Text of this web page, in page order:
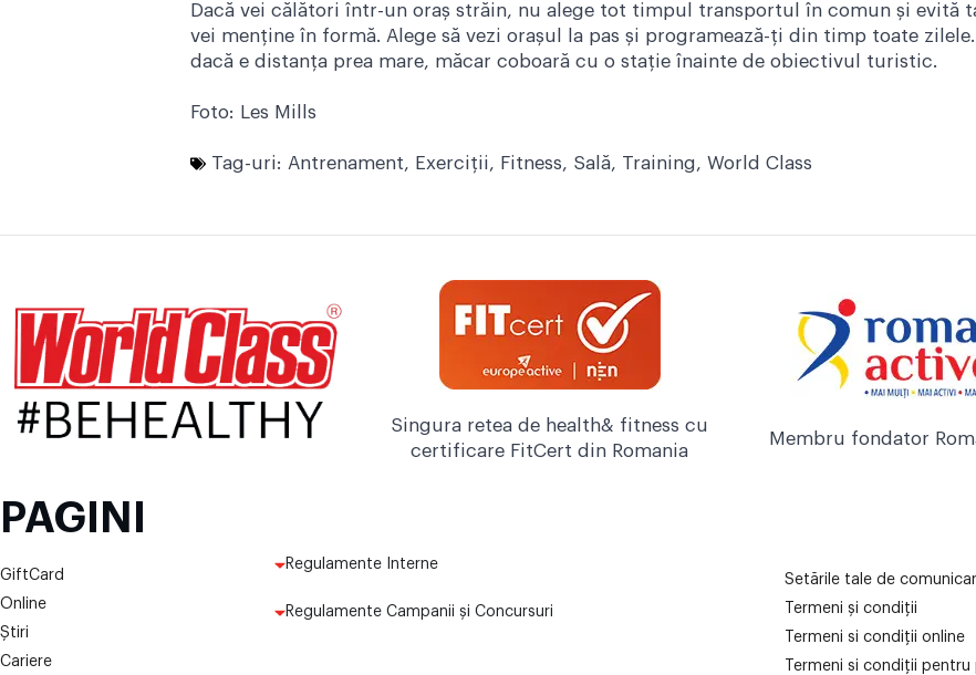
Dacă vei călători într-un oraș străin, nu alege tot timpul transportul în comun și evită
vei menține în formă. Alege să vezi orașul la pas și programează-ți din timp toate
dacă e distanța prea mare, măcar coboară cu o stație înainte de obiectivul turistic.
Foto: Les Mills
Tag-uri: Antrenament, Exerciţii, Fitness, Sală, Training, World Class
Singura retea de health& fitness cu
certificare FitCert din Romania
Membru fondator
PAGINI
GiftCard
Online
Știri
Cariere
Regulamente Interne
Regulamente Campanii și Concursuri
Setările tale de
Termeni și condiții
Termeni si condiții online
Termeni si condiții